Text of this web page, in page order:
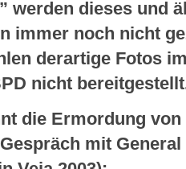
werden dieses und
immer noch nicht
derartige Fotos
nicht
die Ermordung
mit